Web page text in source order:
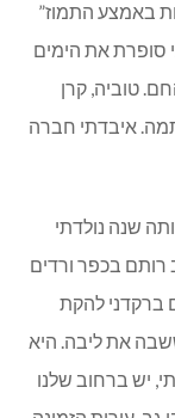
באמצע התמוז”
סופרת את הימים
טוביה, קרן
איבדתי חברה
נולדה בשדות ים ב-1947 ובאותה שנה נולדתי
רותם בכפר ורדים
ברקדני להקת
את ליבה. היא
יש ברחוב שלנו